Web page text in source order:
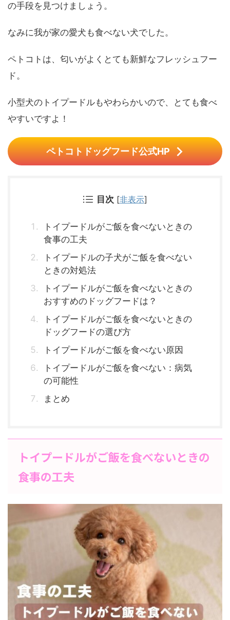
の手段を見つけましょう。
なみに我が家の愛犬も食べない犬でした。
ペトコトは、匂いがよくとても新鮮なフレッシュフー
ド。
小型犬のトイプードルもやわらかいので、とても食べ
やすいですよ！
ペトコトドッグフード公式HP
目次 [非表示]
トイプードルがご飯を食べないときの
食事の工夫
トイプードルの子犬がご飯を食べない
ときの対処法
トイプードルがご飯を食べないときの
おすすめのドッグフードは？
トイプードルがご飯を食べないときの
ドッグフードの選び方
トイプードルがご飯を食べない原因
トイプードルがご飯を食べない：病気
の可能性
まとめ
トイプードルがご飯を食べないときの
食事の工夫